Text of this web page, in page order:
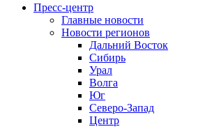
Пресс-центр
Главные новости
Новости регионов
Дальний Восток
Сибирь
Урал
Волга
Юг
Северо-Запад
Центр